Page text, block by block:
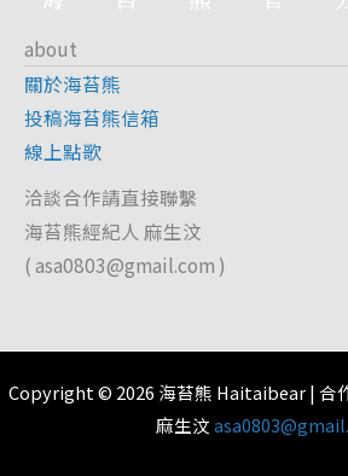
about
關於海苔熊
投稿海苔熊信箱
線上點歌
洽談合作請直接聯繫
海苔熊經紀人 麻生汶
(asa0803@gmail.com )
Copyright © 2026 海苔熊 Haitaibear | 合
麻生汶